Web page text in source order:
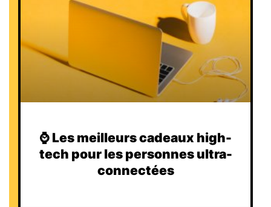
⌚️ Les meilleurs cadeaux high-
tech pour les personnes ultra-
connectées